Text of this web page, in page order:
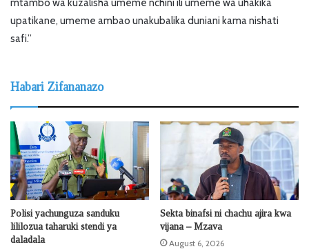
mtambo wa kuzalisha umeme nchini ili umeme wa uhakika
upatikane, umeme ambao unakubalika duniani kama nishati
safi.”
Habari Zifananazo
Polisi yachunguza sanduku
lililozua taharuki stendi ya
daladala
Sekta binafsi ni chachu ajira kwa
vijana – Mzava
August 6, 2026